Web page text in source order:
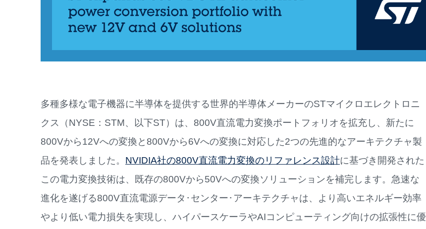
多種多様な電子機器に半導体を提供する世界的半導体メーカーのSTマイクロエレクトロニ
クス（NYSE：STM、以下ST）は、800V直流電力変換ポートフォリオを拡充し、新たに
800Vから12Vへの変換と800Vから6Vへの変換に対応した2つの先進的なアーキテクチャ製
品を発表しました。 NVIDIA社の800V直流電力変換のリファレンス設計に基づき開発された
この電力変換技術は、既存の800Vから50Vへの変換ソリューションを補完します。急速な
進化を遂げる800V直流電源データ･センター･アーキテクチャは、より高いエネルギー効率
やより低い電力損失を実現し、ハイパースケーラやAIコンピューティング向けの拡張性に優